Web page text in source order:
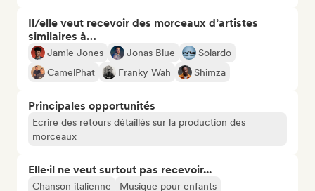
Il/elle veut recevoir des morceaux d’artistes
similaires à…
Jamie Jones Jonas Blue
Solardo
CamelPhat
Franky Wah Shimza
Principales opportunités
Ecrire des retours détaillés sur la production des
morceaux
Elle·il ne veut surtout pas recevoir...
Chanson italienne
Musique pour enfants